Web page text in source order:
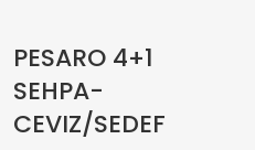
PESARO 4+1
SEHPA-
CEVIZ/SEDEF